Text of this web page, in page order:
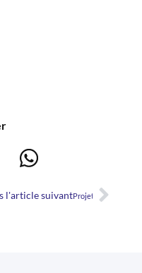
aux entreprises formatrices des
l'article suivantProjet Pilote «